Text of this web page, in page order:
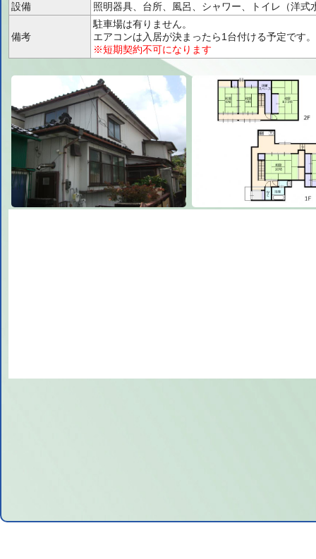
設備
照明器具、台所、風呂、シャワー、トイレ（洋式
備考
駐車場は有りません。
エアコンは入居が決まったら1台付ける予定です
※短期契約不可になります